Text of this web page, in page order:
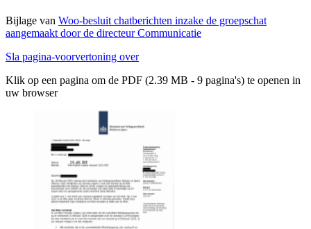
Bijlage van Woo-besluit chatberichten inzake de groepschat
aangemaakt door de directeur Communicatie
Sla pagina-voorvertoning over
Klik op een pagina om de PDF (2.39 MB - 9 pagina's) te openen in
uw browser